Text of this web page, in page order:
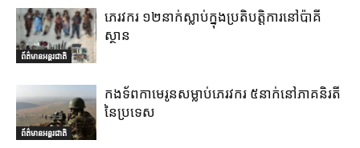
ព័ត៌មានអន្តរជាតិ
ភេរវករ ១២នាក់ស្លាប់ក្នុងប្រតិបត្តិការនៅប៉ាគី
ស្ថាន
ព័ត៌មានអន្តរជាតិ
កងទ័ពកាមេរូនសម្លាប់ភេរវករ ៥នាក់នៅភាគនិរតី
នៃប្រទេស